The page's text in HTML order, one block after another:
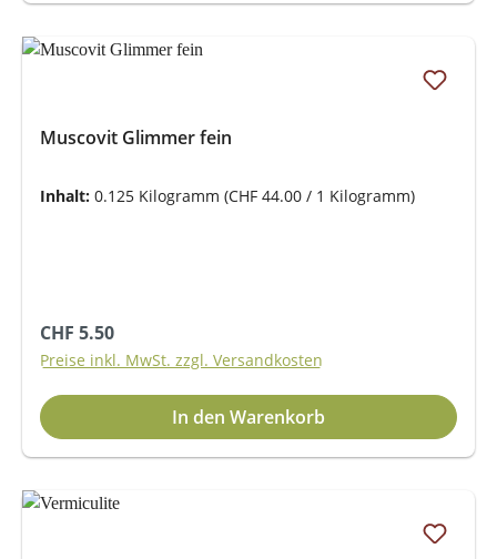
Muscovit Glimmer fein
Inhalt: 0.125 Kilogramm (CHF 44.00 / 1 Kilogramm)
Regulärer Preis:
CHF 5.50
Preise inkl. MwSt. zzgl. Versandkosten
In den Warenkorb